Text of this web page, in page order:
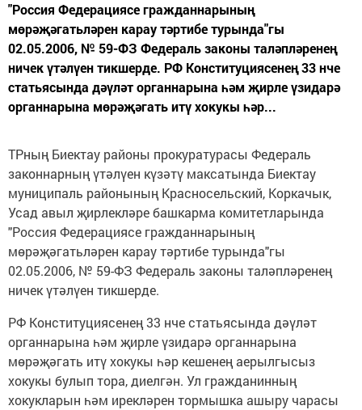
"Россия Федерациясе гражданнарының
мөрәҗәгатьләрен карау тәртибе турында"гы
02.05.2006, № 59-ФЗ Федераль законы таләпләренең
ничек үтәлүен тикшерде. РФ Конституциясенең 33 нче
статьясында дәүләт органнарына һәм җирле үзидарә
органнарына мөрәҗәгать итү хокукы һәр...
ТРның Биектау районы прокуратурасы Федераль
законнарның үтәлүен күзәтү максатында Биектау
муниципаль районының Красносельский, Коркачык,
Усад авыл җирлекләре башкарма комитетларында
"Россия Федерациясе гражданнарының
мөрәҗәгатьләрен карау тәртибе турында"гы
02.05.2006, № 59-ФЗ Федераль законы таләпләренең
ничек үтәлүен тикшерде.
РФ Конституциясенең 33 нче статьясында дәүләт
органнарына һәм җирле үзидарә органнарына
мөрәҗәгать итү хокукы һәр кешенең аерылгысыз
хокукы булып тора, диелгән. Ул гражданинның
хокукларын һәм ирекләрен тормышка ашыру чарасы